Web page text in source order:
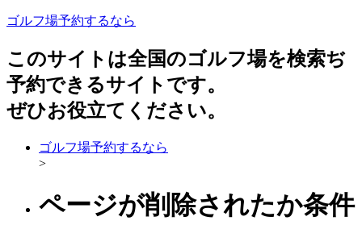
ゴルフ場予約するなら
このサイトは全国のゴルフ場を検索ぢ
予約できるサイトです。
ぜひお役立てください。
ゴルフ場予約するなら
>
ページが削除されたか条件